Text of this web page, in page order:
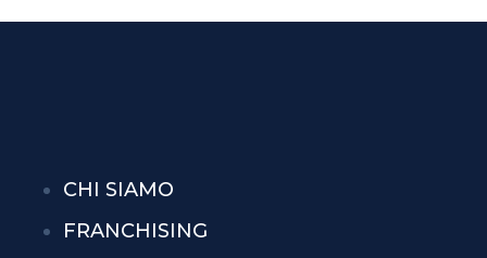
CHI SIAMO
FRANCHISING